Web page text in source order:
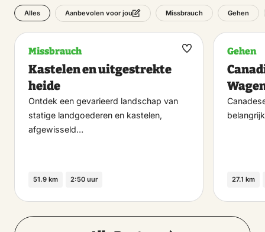
Alles Aanbevolen voor jou Missbrauch Gehen
Missbrauch
Kastelen en uitgestrekte
heide
Ontdek een gevarieerd landschap van
statige landgoederen en kastelen,
afgewisseld…
51.9 km 2:50 uur
Maak
Gehen
27.1 km